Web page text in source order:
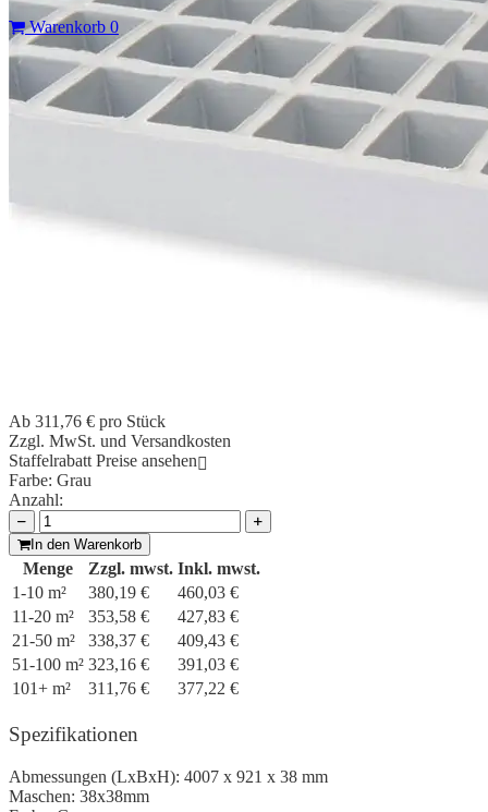
Warenkorb 0
Ab 311,76 € pro Stück
Zzgl. MwSt. und Versandkosten
Staffelrabatt Preise ansehen
Farbe: Grau
Anzahl:
In den Warenkorb
Menge Zzgl. mwst. Inkl. mwst.
1-10 m²
380,19 €
460,03 €
11-20 m²
353,58 €
427,83 €
21-50 m²
338,37 €
409,43 €
51-100 m² 323,16 €
391,03 €
101+ m²
311,76 € 377,22 €
Spezifikationen
Abmessungen (LxBxH): 4007 x 921 x 38 mm
Maschen: 38x38mm